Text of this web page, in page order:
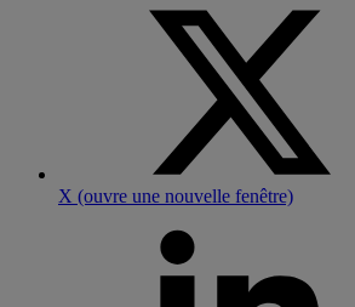
X (ouvre une nouvelle fenêtre)